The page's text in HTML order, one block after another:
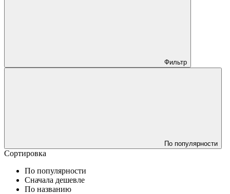
Фильтр
По популярности
Сортировка
По популярности
Сначала дешевле
По названию